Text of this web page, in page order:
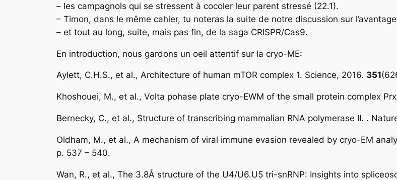
– les campagnols qui se stressent à cocoler leur parent stressé (22.1).
– Timon, dans le même cahier, tu noteras la suite de notre discussion sur
– et tout au long, suite, mais pas fin, de la saga CRISPR/Cas9.
En introduction, nous gardons un oeil attentif sur la cryo-ME:
Aylett, C.H.S., et al., Architecture of human mTOR complex 1. Science, 2016. 351
Khoshouei, M., et al., Volta pohase plate cryo-EWM of the small protein complex
Bernecky, C., et al., Structure of transcribing mammalian RNA polymerase II. .
Oldham, M., et al., A mechanism of viral immune evasion revealed by cryo-EM
p. 537 – 540.
Wan, R., et al., The 3.8Å structure of the U4/U6.U5 tri-snRNP: Insights into